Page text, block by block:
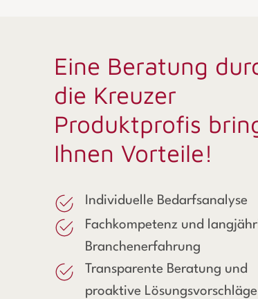
Eine Beratung
die Kreuzer
Produktprofis
Ihnen Vorteile!
Individuelle Bedarfsanalyse
Fachkompetenz und
Branchenerfahrung
Transparente Beratung und
proaktive Lösungsvorschläge